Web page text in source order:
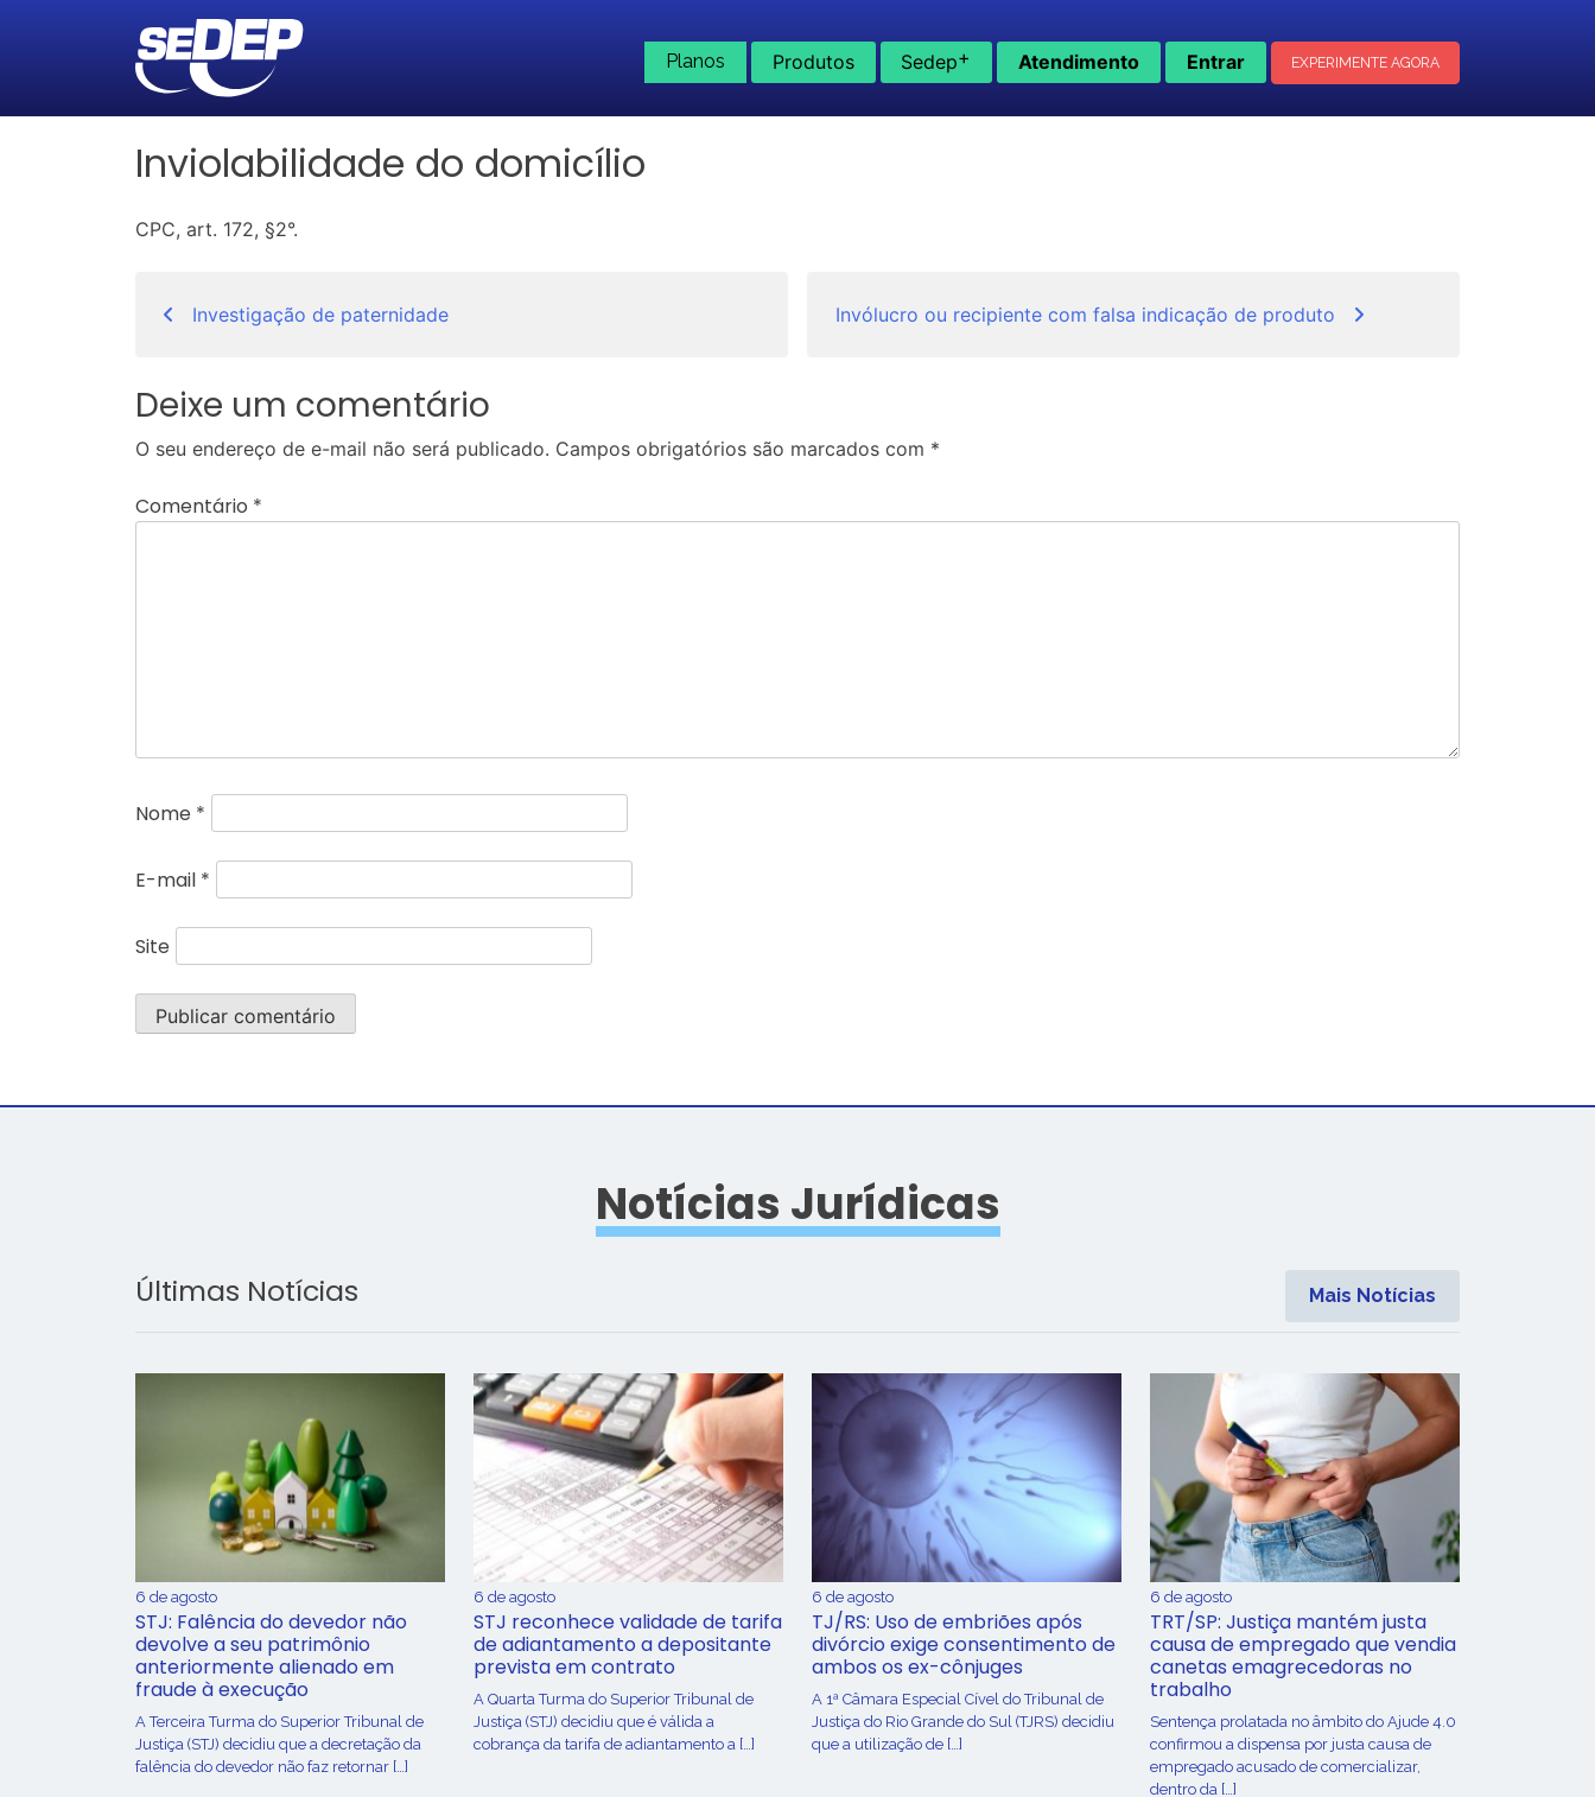
Planos Produtos Sedep+ Atendimento Entrar EXPERIMENTE AGORA
Inviolabilidade do domicílio
CPC, art. 172, §2°.
Navegação
de
Post
Investigação de paternidade Invólucro ou recipiente com falsa indicação de produto
Deixe um comentário
O seu endereço de e-mail não será publicado. Campos obrigatórios são marcados com *
Comentário *
Nome *
E-mail *
Site
Notícias Jurídicas
Últimas Notícias Mais Notícias
6 de agosto
STJ: Falência do devedor não
devolve a seu patrimônio
anteriormente alienado em
fraude à execução
A Terceira Turma do Superior Tribunal de
Justiça (STJ) decidiu que a decretação da
falência do devedor não faz retornar […]
6 de agosto
STJ reconhece validade de tarifa
de adiantamento a depositante
prevista em contrato
A Quarta Turma do Superior Tribunal de
Justiça (STJ) decidiu que é válida a
cobrança da tarifa de adiantamento a […]
6 de agosto
TJ/RS: Uso de embriões após
divórcio exige consentimento de
ambos os ex-cônjuges
A 1ª Câmara Especial Cível do Tribunal de
Justiça do Rio Grande do Sul (TJRS) decidiu
que a utilização de […]
6 de agosto
TRT/SP: Justiça mantém justa
causa de empregado que vendia
canetas emagrecedoras no
trabalho
Sentença prolatada no âmbito do Ajude 4.0
confirmou a dispensa por justa causa de
empregado acusado de comercializar,
dentro da […]